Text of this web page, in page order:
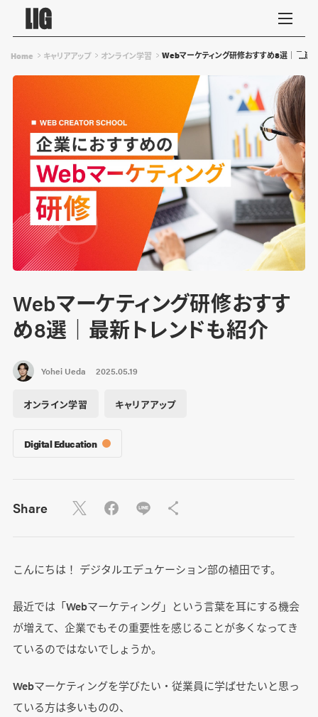
Home キャリアアップ オンライン学習 Webマーケティング研修おすすめ8選｜最新
Webマーケティング研修おすす
め8選｜最新トレンドも紹介
Yohei Ueda 2025.05.19
オンライン学習 キャリアアップ
Digital Education
Share
こんにちは！ デジタルエデュケーション部の植田です。
最近では「Webマーケティング」という言葉を耳にする機会
が増えて、企業でもその重要性を感じることが多くなってき
ているのではないでしょうか。
Webマーケティングを学びたい・従業員に学ばせたいと思っ
ている方は多いものの、